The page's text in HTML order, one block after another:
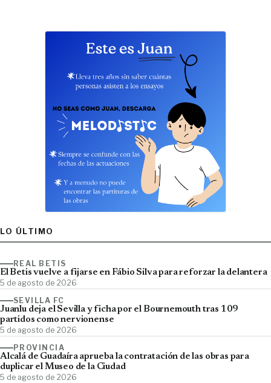
LO ÚLTIMO
REAL BETIS
El Betis vuelve a fijarse en Fábio Silva para reforzar la delantera
5 de agosto de 2026
SEVILLA FC
Juanlu deja el Sevilla y ficha por el Bournemouth tras 109
partidos como nervionense
5 de agosto de 2026
PROVINCIA
Alcalá de Guadaíra aprueba la contratación de las obras para
duplicar el Museo de la Ciudad
5 de agosto de 2026